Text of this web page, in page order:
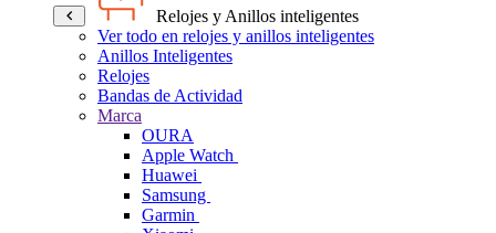
Relojes y Anillos inteligentes
Ver todo en relojes y anillos inteligentes
Anillos Inteligentes
Relojes
Bandas de Actividad
Marca
OURA
Apple Watch
Huawei
Samsung
Garmin